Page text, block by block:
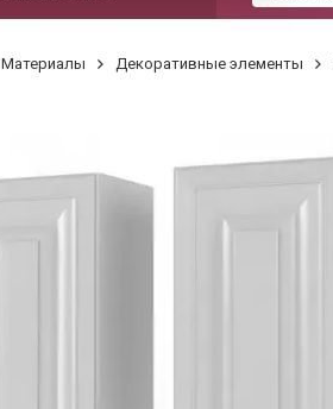
Материалы Декоративные элементы